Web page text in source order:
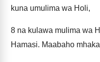
kuna umulima wa Holi,
8 na kulawa mulima wa
Hamasi. Maabaho